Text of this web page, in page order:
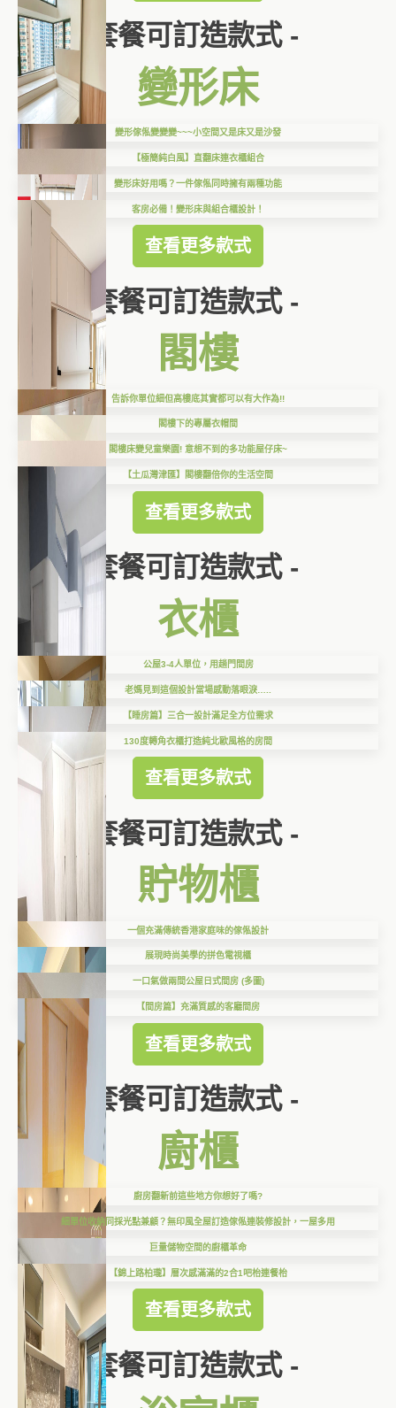
套餐可訂造款式 -
變形床
變形傢俬變變變~~~小空間又是床又是沙發
【極簡純白風】直翻床連衣櫃組合
變形床好用嗎？一件傢俬同時擁有兩種功能
客房必備！變形床與組合櫃設計！
查看更多款式
套餐可訂造款式 -
閣樓
告訴你單位細但高樓底其實都可以有大作為!!
閣樓下的專屬衣帽間
閣樓床變兒童樂園! 意想不到的多功能屋仔床~
【土瓜灣津匯】閣樓翻倍你的生活空間
查看更多款式
套餐可訂造款式 -
衣櫃
公屋3-4人單位，用趟門間房
老媽見到這個設計當場感動落眼淚…..
【睡房篇】三合一設計滿足全方位需求
130度轉角衣櫃打造純北歐風格的房間
查看更多款式
套餐可訂造款式 -
貯物櫃
一個充滿傳統香港家庭味的傢俬設計
展現時尚美學的拼色電視櫃
一口氣做兩間公屋日式間房 (多圖)
【間房篇】充滿質感的客廳間房
查看更多款式
套餐可訂造款式 -
廚櫃
廚房翻新前這些地方你想好了嗎?
細單位收納同採光點兼顧？無印風全屋訂造傢俬連裝修設計，一屋多用
巨量儲物空間的廚櫃革命
【錦上路柏瓏】層次感滿滿的2合1吧枱連餐枱
查看更多款式
套餐可訂造款式 -